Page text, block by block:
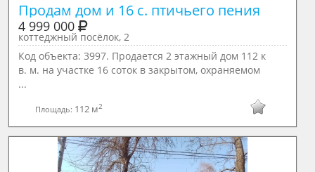
Продам дом и 16 с. птичьего пения
4 999 000
коттеджный посёлок, 2
Код объекта: 3997. Продается 2 этажный дом 112 к
в. м. на участке 16 соток в закрытом, охраняемом
...
Площадь: 112 м2